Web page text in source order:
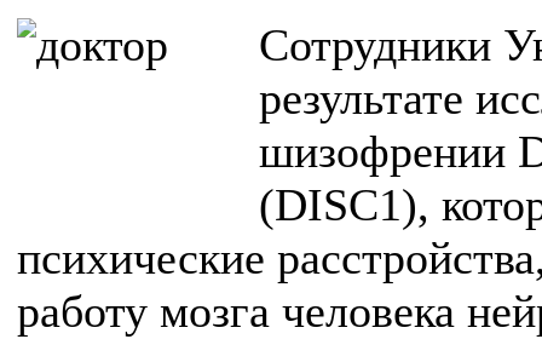
Сотрудники
результате
шизофрении
(DISC1),
психические
работу мозга человека